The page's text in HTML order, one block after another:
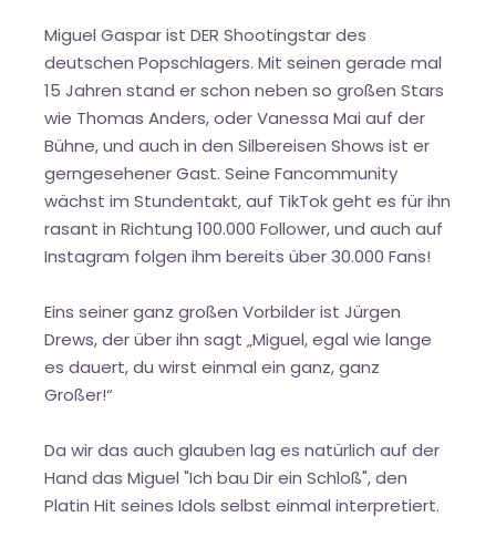
Miguel Gaspar ist DER Shootingstar des
deutschen Popschlagers. Mit seinen gerade mal
15 Jahren stand er schon neben so großen Stars
wie Thomas Anders, oder Vanessa Mai auf der
Bühne, und auch in den Silbereisen Shows ist er
gerngesehener Gast. Seine Fancommunity
wächst im Stundentakt, auf TikTok geht es für ihn
rasant in Richtung 100.000 Follower, und auch auf
Instagram folgen ihm bereits über 30.000 Fans!
Eins seiner ganz großen Vorbilder ist Jürgen
Drews, der über ihn sagt „Miguel, egal wie lange
es dauert, du wirst einmal ein ganz, ganz
Großer!“
Da wir das auch glauben lag es natürlich auf der
Hand das Miguel "Ich bau Dir ein Schloß", den
Platin Hit seines Idols selbst einmal interpretiert.